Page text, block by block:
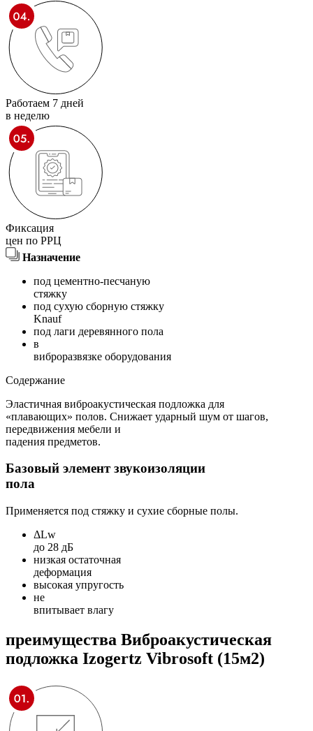
Работаем 7 дней
в неделю
Фиксация
цен по РРЦ
Назначение
под цементно-песчаную
стяжку
под сухую сборную стяжку
Knauf
под лаги деревянного пола
в
виброразвязке оборудования
Содержание
Эластичная виброакустическая подложка для
«плавающих» полов. Снижает ударный шум от шагов,
передвижения мебели и
падения предметов.
Базовый элемент звукоизоляции
пола
Применяется под стяжку и сухие сборные полы.
ΔLw
до 28 дБ
низкая остаточная
деформация
высокая упругость
не
впитывает влагу
преимущества Виброакустическая
подложка Izogertz Vibrosoft (15м2)